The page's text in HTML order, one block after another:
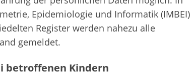
Epidemiologie und Informatik (IMBEI)
Register werden nahezu alle
gemeldet.
betroffenen Kindern